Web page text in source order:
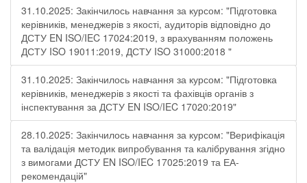
31.10.2025: Закінчилось навчання за курсом: "Підготовка
керівників, менеджерів з якості, аудиторів відповідно до
ДСТУ EN ISO/IEC 17024:2019, з врахуванням положень
ДСТУ ISO 19011:2019, ДСТУ ISO 31000:2018 "
31.10.2025: Закінчилось навчання за курсом: "Підготовка
керівників, менеджерів з якості та фахівців органів з
інспектування за ДСТУ EN ISO/IEC 17020:2019"
28.10.2025: Закінчилось навчання за курсом: "Верифікація
та валідація методик випробування та калібрування згідно
з вимогами ДСТУ EN ISO/IEC 17025:2019 та ЕА-
рекомендацій"